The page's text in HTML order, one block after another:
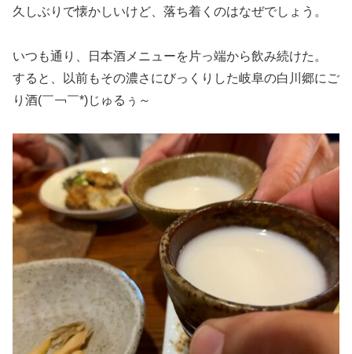
久しぶりで懐かしいけど、落ち着くのはなぜでしょう。
いつも通り、日本酒メニューを片っ端から飲み続けた。
すると、以前もその濃さにびっくりした岐阜の白川郷にご
り酒(￣￢￣*)じゅるぅ～